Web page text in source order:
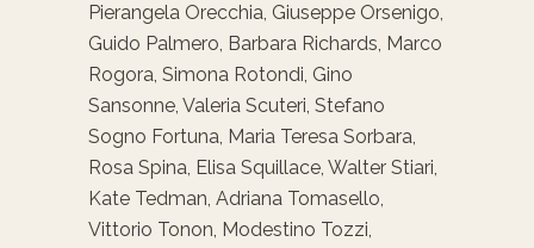
Pierangela Orecchia, Giuseppe Orsenigo,
Guido Palmero, Barbara Richards, Marco
Rogora, Simona Rotondi, Gino
Sansonne, Valeria Scuteri, Stefano
Sogno Fortuna, Maria Teresa Sorbara,
Rosa Spina, Elisa Squillace, Walter Stiari,
Kate Tedman, Adriana Tomasello,
Vittorio Tonon, Modestino Tozzi,